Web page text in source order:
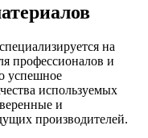
на
профессионалов и
успешное
используемых
и
производителей.